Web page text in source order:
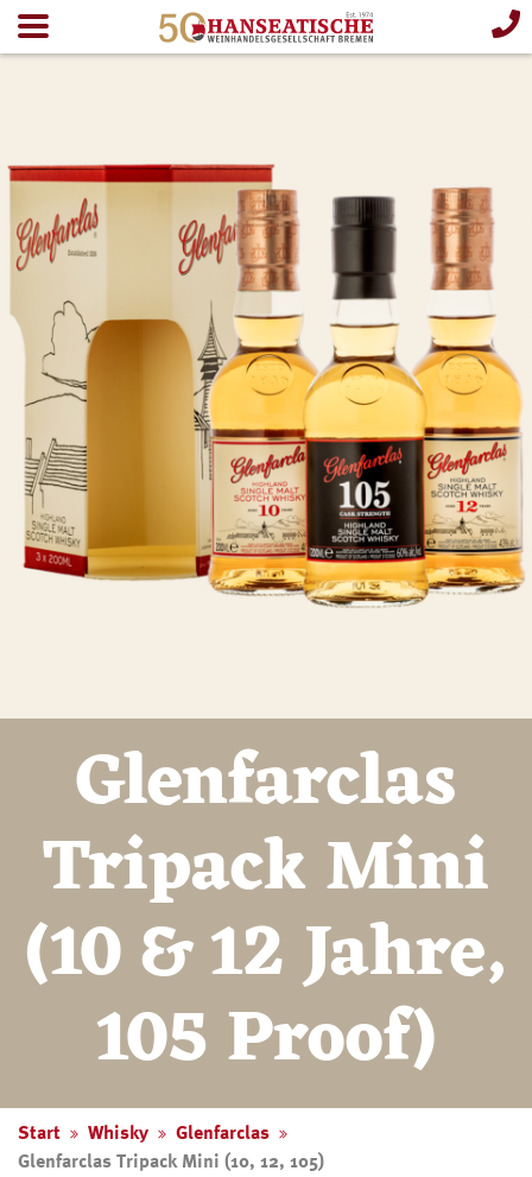
Glenfarclas
Tripack Mini
(10 & 12 Jahre,
105 Proof)
Start Whisky
Glenfarclas
Glenfarclas Tripack Mini (10, 12, 105)